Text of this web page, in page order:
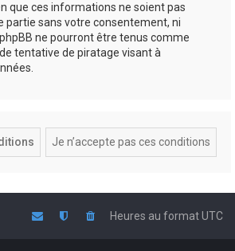
que ces informations ne soient pas
partie sans votre consentement, ni
ne pourront être tenus comme
tentative de piratage visant à
Heures au formatUTC